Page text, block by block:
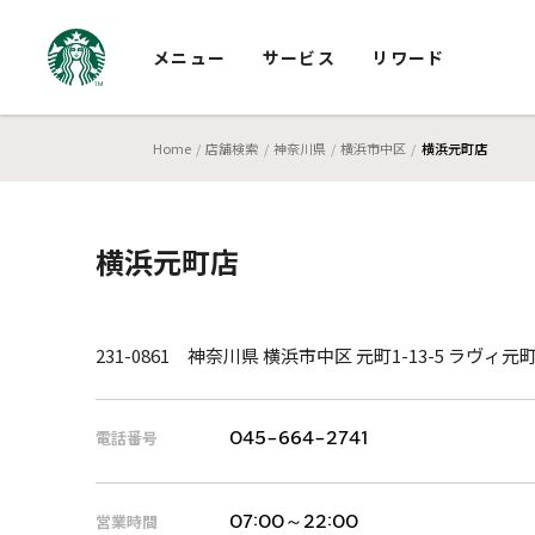
メニュー サービス リワード
Home 店舗検索 神奈川県 横浜市中区 横浜元町店
横浜元町店
231-0861 神奈川県 横浜市中区 元町1-13-5 ラヴィ元
電話番号 045-664-2741
営業時間 07:00～22:00